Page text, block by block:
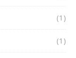
(1)
(1)